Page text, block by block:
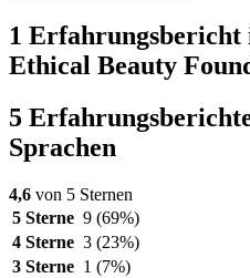
1
Ethical Beauty
5
Sprachen
4,6 von 5 Sternen
5 Sterne 9 (69%)
4 Sterne 3 (23%)
3 Sterne 1 (7%)